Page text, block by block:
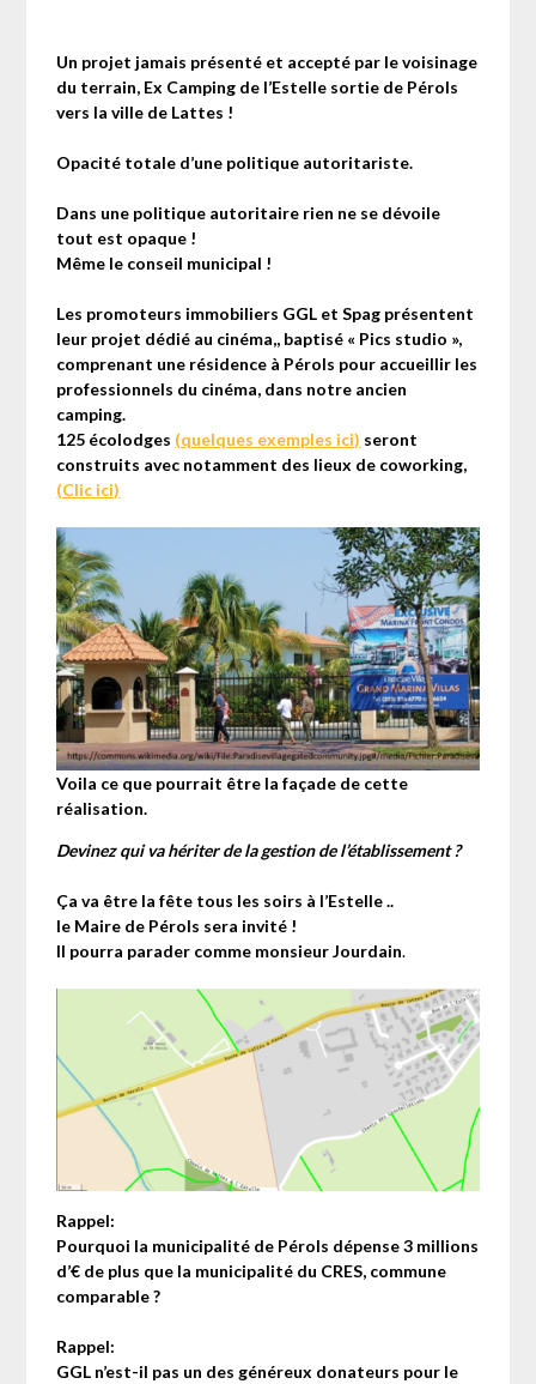
Un projet jamais présenté et accepté par le voisinage
du terrain, Ex Camping de l’Estelle sortie de Pérols
vers la ville de Lattes !
Opacité totale d’une politique autoritariste.
Dans une politique autoritaire rien ne se dévoile
tout est opaque !
Même le conseil municipal !
Les promoteurs immobiliers GGL et Spag présentent
leur projet dédié au cinéma,, baptisé « Pics studio »,
comprenant une résidence à Pérols pour accueillir les
professionnels du cinéma, dans notre ancien
camping.
125 écolodges (quelques exemples ici) seront
construits avec notamment des lieux de coworking,
(Clic ici)
Voila ce que pourrait être la façade de cette
réalisation.
Devinez qui va hériter de la gestion de l’établissement ?
Ça va être la fête tous les soirs à l’Estelle ..
le Maire de Pérols sera invité !
Il pourra parader comme monsieur Jourdain.
Rappel:
Pourquoi la municipalité de Pérols dépense 3 millions
d’€ de plus que la municipalité du CRES, commune
comparable ?
Rappel:
GGL n’est-il pas un des généreux donateurs pour le